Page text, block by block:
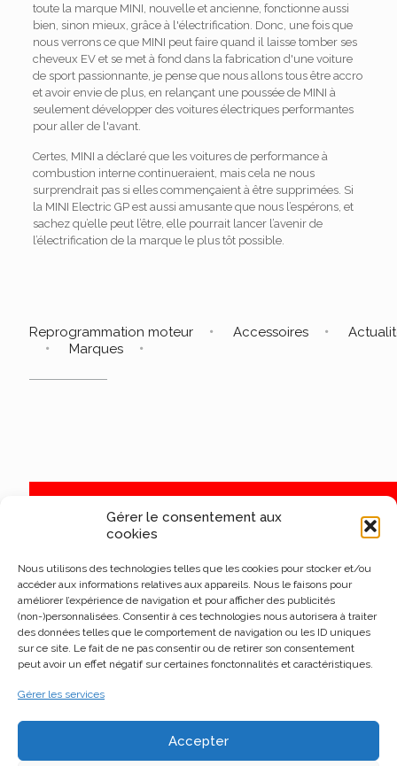
Gérer le consentement aux
cookies
Nous utilisons des technologies telles que les cookies pour stocker et/ou
accéder aux informations relatives aux appareils. Nous le faisons pour
améliorer l’expérience de navigation et pour afficher des publicités
(non-)personnalisées. Consentir à ces technologies nous autorisera à traiter
des données telles que le comportement de navigation ou les ID uniques
sur ce site. Le fait de ne pas consentir ou de retirer son consentement
peut avoir un effet négatif sur certaines fonctonnalités et caractéristiques.
Gérer les services
Accepter
toute la marque MINI, nouvelle et ancienne, fonctionne aussi
bien, sinon mieux, grâce à l'électrification. Donc, une fois que
nous verrons ce que MINI peut faire quand il laisse tomber ses
cheveux EV et se met à fond dans la fabrication d'une voiture
de sport passionnante, je pense que nous allons tous être accro
et avoir envie de plus, en relançant une poussée de MINI à
seulement développer des voitures électriques performantes
pour aller de l'avant.
Certes, MINI a déclaré que les voitures de performance à
combustion interne continueraient, mais cela ne nous
surprendrait pas si elles commençaient à être supprimées. Si
la MINI Electric GP est aussi amusante que nous l’espérons, et
sachez qu’elle peut l’être, elle pourrait lancer l’avenir de
l’électrification de la marque le plus tôt possible.
Reprogrammation moteur Accessoires
Marques